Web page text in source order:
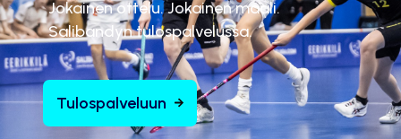
Jokainen ottelu. Jokainen maali.
Salibandyn tulospalvelussa.
Tulospalveluun